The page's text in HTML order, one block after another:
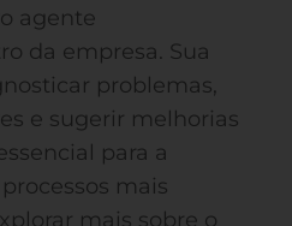
agente
da empresa. Sua
problemas,
e sugerir melhorias
para a
mais
mais sobre o